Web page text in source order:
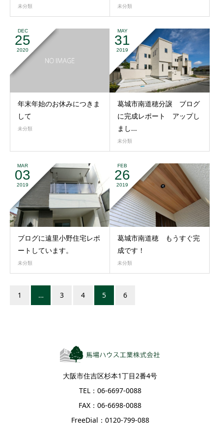
未分類 未分類
DEC
25
2020
年末年始のお休みにつきま
して
未分類
MAY
31
2019
葛城市南道穂分譲 ブログ
に完成レポート アップし
まし...
未分類
MAR
03
2019
ブログに遠里小野住宅レポ
ートしています。
未分類
FEB
26
2019
葛城市南道穂 もうすぐ完
成です！
未分類
1 … 3 4 5 6
大阪市住吉区杉本1丁目2番4号
TEL：06-6697-0088
FAX：06-6698-0088
FreeDial：0120-799-088